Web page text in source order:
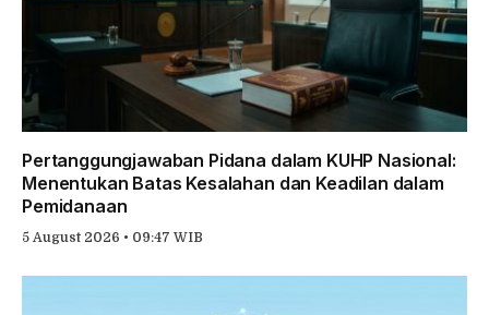
Pertanggungjawaban Pidana dalam KUHP Nasional:
Menentukan Batas Kesalahan dan Keadilan dalam
Pemidanaan
5 August 2026 • 09:47 WIB